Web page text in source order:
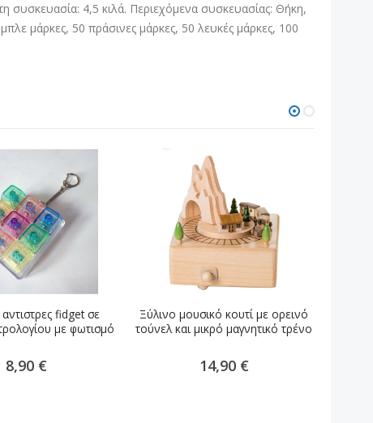
συσκευασία: 4,5 κιλά. Περιεχόμενα συσκευασίας: Θήκη,
μάρκες, 50 πράσινες μάρκες, 50 λευκές μάρκες, 100
fidget σε
με φωτισμό
8,90 €
Ξύλινο μουσικό κουτί με ορεινό
τούνελ και μικρό μαγνητικό τρένο
14,90 €